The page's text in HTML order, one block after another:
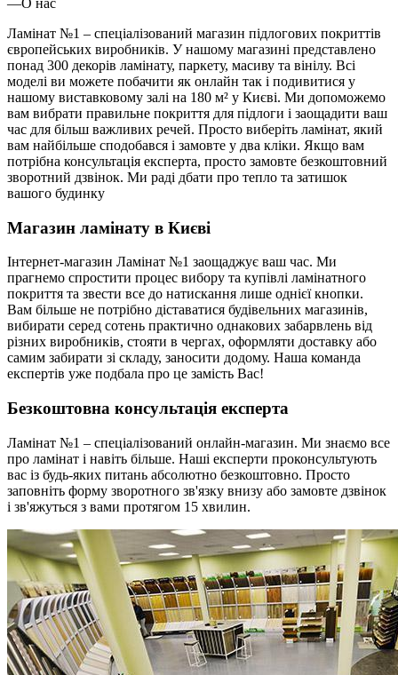
Ламінат №1 – спеціалізований магазин підлогових покриттів
європейських виробників. У нашому магазині представлено
понад 300 декорів ламінату, паркету, масиву та вінілу. Всі
моделі ви можете побачити як онлайн так і подивитися у
нашому виставковому залі на 180 м² у Києві. Ми допоможемо
вам вибрати правильне покриття для підлоги і заощадити ваш
час для більш важливих речей. Просто виберіть ламінат, який
вам найбільше сподобався і замовте у два кліки. Якщо вам
потрібна консультація експерта, просто замовте безкоштовний
зворотний дзвінок. Ми раді дбати про тепло та затишок
вашого будинку
Магазин ламінату в Києві
Інтернет-магазин Ламінат №1 заощаджує ваш час. Ми
прагнемо спростити процес вибору та купівлі ламінатного
покриття та звести все до натискання лише однієї кнопки.
Вам більше не потрібно діставатися будівельних магазинів,
вибирати серед сотень практично однакових забарвлень від
різних виробників, стояти в чергах, оформляти доставку або
самим забирати зі складу, заносити додому. Наша команда
експертів уже подбала про це замість Вас!
Безкоштовна консультація експерта
Ламінат №1 – спеціалізований онлайн-магазин. Ми знаємо все
про ламінат і навіть більше. Наші експерти проконсультують
вас із будь-яких питань абсолютно безкоштовно. Просто
заповніть форму зворотного зв'язку внизу або замовте дзвінок
і зв'яжуться з вами протягом 15 хвилин.